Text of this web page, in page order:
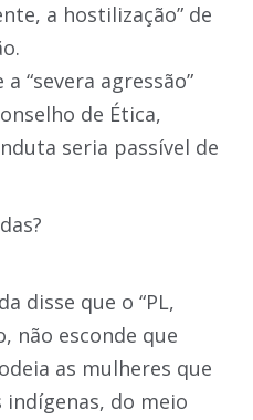
a hostilização” de
“severa agressão”
de Ética,
seria passível de
disse que o “PL,
não esconde que
as mulheres que
do meio